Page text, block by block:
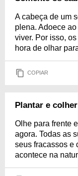
A cabeça de um
plena. Adoece
viver. Por isso,
hora de olhar
COPIAR
Plantar e colher
Olhe para frente
agora. Todas as
seus fracassos e
acontece na